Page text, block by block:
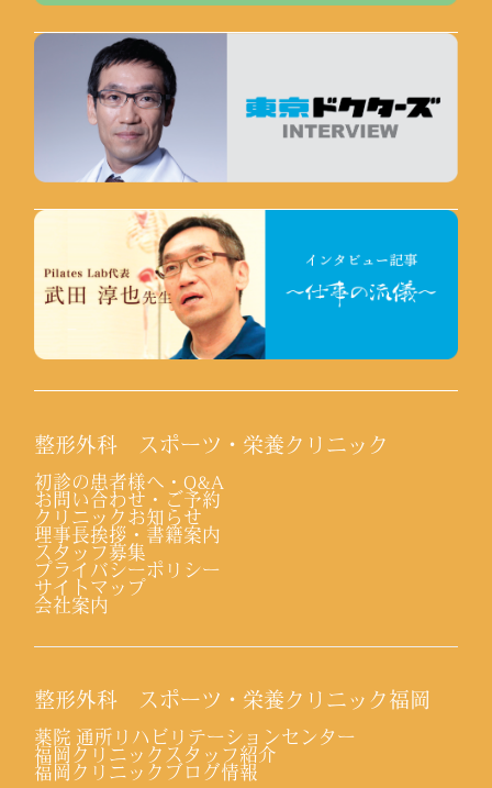
整形外科 スポーツ・栄養クリニック
初診の患者様へ・Q&A
お問い合わせ・ご予約
クリニックお知らせ
理事長挨拶・書籍案内
スタッフ募集
プライバシーポリシー
サイトマップ
会社案内
整形外科 スポーツ・栄養クリニック福岡
薬院 通所リハビリテーションセンター
福岡クリニックスタッフ紹介
福岡クリニックブログ情報